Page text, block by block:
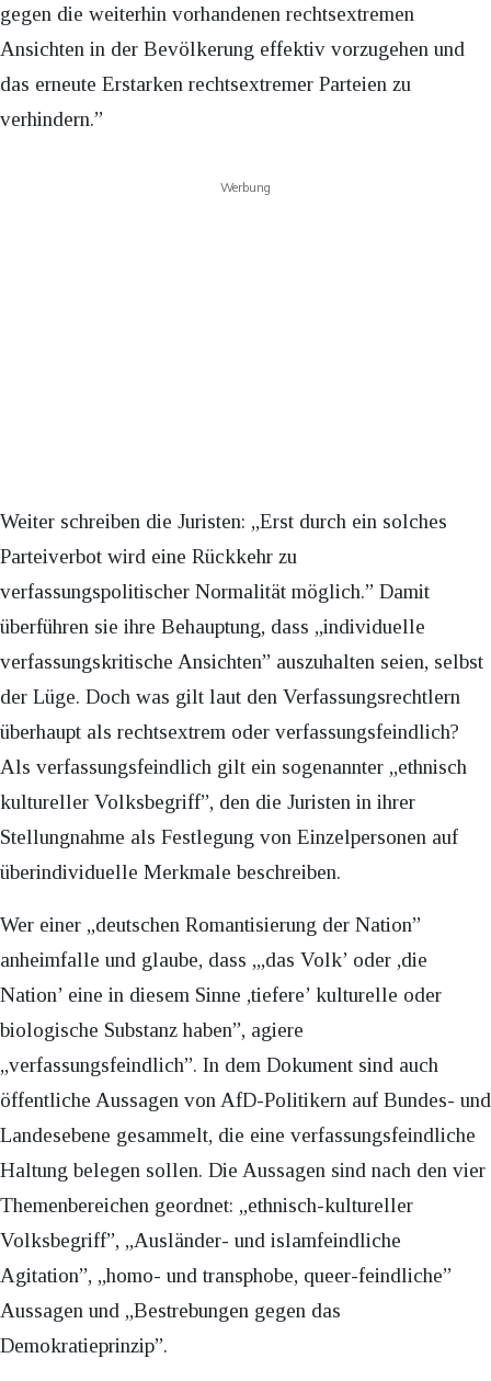
gegen die weiterhin vorhandenen rechtsextremen
Ansichten in der Bevölkerung effektiv vorzugehen und
das erneute Erstarken rechtsextremer Parteien zu
verhindern.”
Werbung
Weiter schreiben die Juristen: „Erst durch ein solches
Parteiverbot wird eine Rückkehr zu
verfassungspolitischer Normalität möglich.” Damit
überführen sie ihre Behauptung, dass „individuelle
verfassungskritische Ansichten” auszuhalten seien, selbst
der Lüge. Doch was gilt laut den Verfassungsrechtlern
überhaupt als rechtsextrem oder verfassungsfeindlich?
Als verfassungsfeindlich gilt ein sogenannter „ethnisch
kultureller Volksbegriff”, den die Juristen in ihrer
Stellungnahme als Festlegung von Einzelpersonen auf
überindividuelle Merkmale beschreiben.
Wer einer „deutschen Romantisierung der Nation”
anheimfalle und glaube, dass „,das Volk’ oder ,die
Nation’ eine in diesem Sinne ,tiefere’ kulturelle oder
biologische Substanz haben”, agiere
„verfassungsfeindlich”. In dem Dokument sind auch
öffentliche Aussagen von AfD-Politikern auf Bundes- und
Landesebene gesammelt, die eine verfassungsfeindliche
Haltung belegen sollen. Die Aussagen sind nach den vier
Themenbereichen geordnet: „ethnisch-kultureller
Volksbegriff”, „Ausländer- und islamfeindliche
Agitation”, „homo- und transphobe, queer-feindliche”
Aussagen und „Bestrebungen gegen das
Demokratieprinzip”.